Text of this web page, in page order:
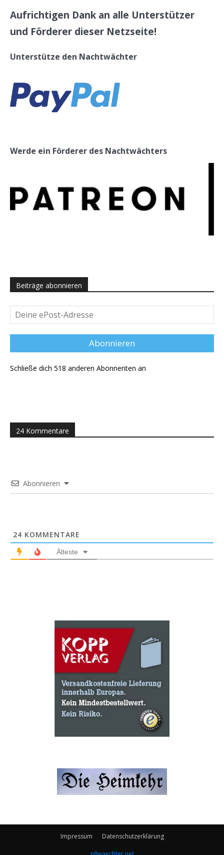
Aufrichtigen Dank an alle Unterstützer
und Förderer dieser Netzseite!
Unterstütze den Nachtwächter
Werde ein Förderer des Nachtwächters
Beiträge abonnieren
Deine
ePost-
Adresse
Abonnieren
Schließe dich 518 anderen Abonnenten an
24 Kommentare
Abonnieren
24 KOMMENTARE
Älteste
Impressum Datenschutzerklärung